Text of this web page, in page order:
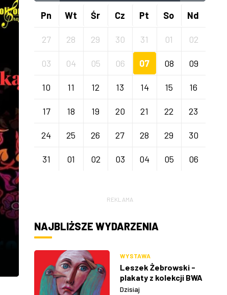
Pn Wt Śr Cz Pt So Nd
27 28 29 30 31 01 02
03 04 05 06 07 08 09
10 11 12 13 14 15 16
17 18 19 20 21 22 23
24 25 26 27 28 29 30
31 01 02 03 04 05 06
REKLAMA
NAJBLIŻSZE WYDARZENIA
WYSTAWA
Leszek Żebrowski -
plakaty z kolekcji BWA
w Rzeszowie
Dzisiaj